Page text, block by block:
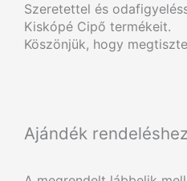
Szeretettel és
Kiskópé Cipő termékeit.
Köszönjük, hogy
Ajándék rendeléshez